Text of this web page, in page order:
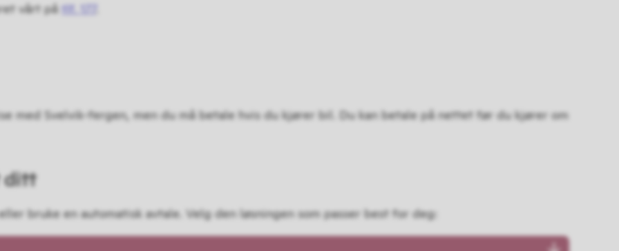
vårt på tlf. 177
med Svelvik-fergen, men du må betale hvis du kjører bil. Du kan betale på nettet før du kjører om
ditt
bruke en automatisk avtale. Velg den løsningen som passer best for deg: